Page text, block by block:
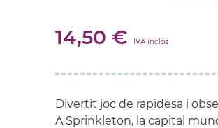
14,50 € IVA inclòs
Divertit joc de rapidesa i
A Sprinkleton, la capital